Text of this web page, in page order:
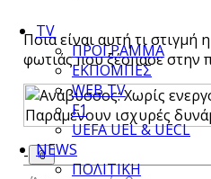
TV
ΠΡΟΓΡΑΜΜΑ
ΕΚΠΟΜΠΕΣ
WEB TV
F1
UEFA UEL & UECL
NEWS
ΠΟΛΙΤΙΚΗ
Ποια είναι αυτή τι στιγμή
φωτιάς που ξέσπασε στην
- 📎